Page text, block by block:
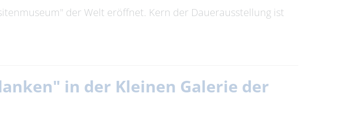
der Welt eröffnet. Kern der Dauerausstellung ist
in der Kleinen Galerie der